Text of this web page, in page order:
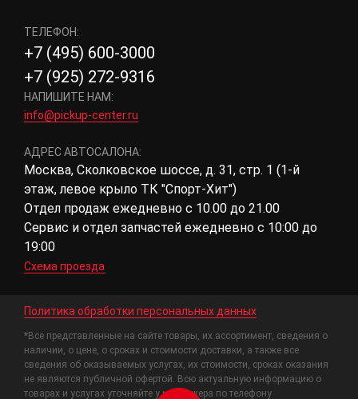
ТЕЛЕФОН:
+7 (495) 600-3000
+7 (925) 272-9316
НАПИШИТЕ НАМ:
info@pickup-center.ru
АДРЕС АВТОСАЛОНА:
Москва, Сколковское шоссе, д. 31, стр. 1 (1-й
этаж, левое крыло ТК "Спорт-Хит")
Отдел продаж ежедневно с 10.00 до 21.00
Сервис и отдел запчастей ежедневно с 10:00 до
19:00
Схема проезда
Политика обработки персональных данных
*Все представленные на сайте товары, их ассортимент, сведения о
наличии, о цене, о сроках и стоимости доставки, а также все
сведения об оказываемых услугах, их стоимости, сроках оказания
не являются публичной офертой. Всю актуальную информацию о
товарах и услугах уточняйте у менеджера по телефону